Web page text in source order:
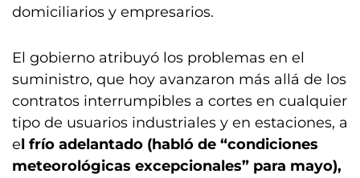
domiciliarios y empresarios.
El gobierno atribuyó los problemas en el
suministro, que hoy avanzaron más allá de los
contratos interrumpibles a cortes en cualquier
tipo de usuarios industriales y en estaciones, a
el frío adelantado (habló de “condiciones
meteorológicas excepcionales” para mayo),